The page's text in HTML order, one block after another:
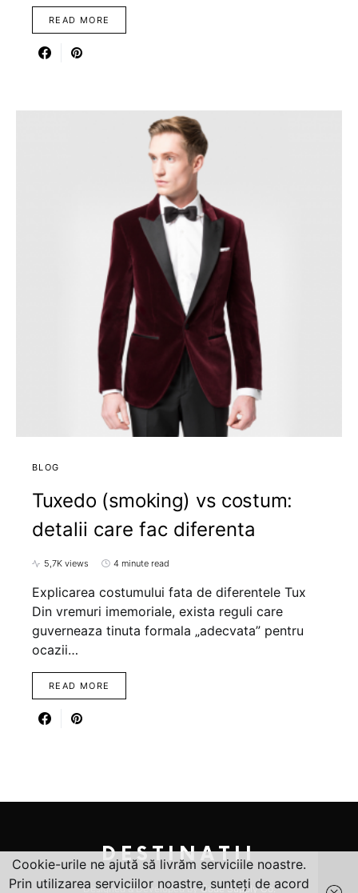
READ MORE
BLOG
Tuxedo (smoking) vs costum:
detalii care fac diferenta
5,7K views 4 minute read
Explicarea costumului fata de diferentele Tux
Din vremuri imemoriale, exista reguli care
guverneaza tinuta formala „adecvata” pentru
ocazii…
READ MORE
DESTINATII
Designed & Developed byCode Supply Co.
Cookie-urile ne ajută să livrăm serviciile noastre.
Prin utilizarea serviciilor noastre, sunteți de acord